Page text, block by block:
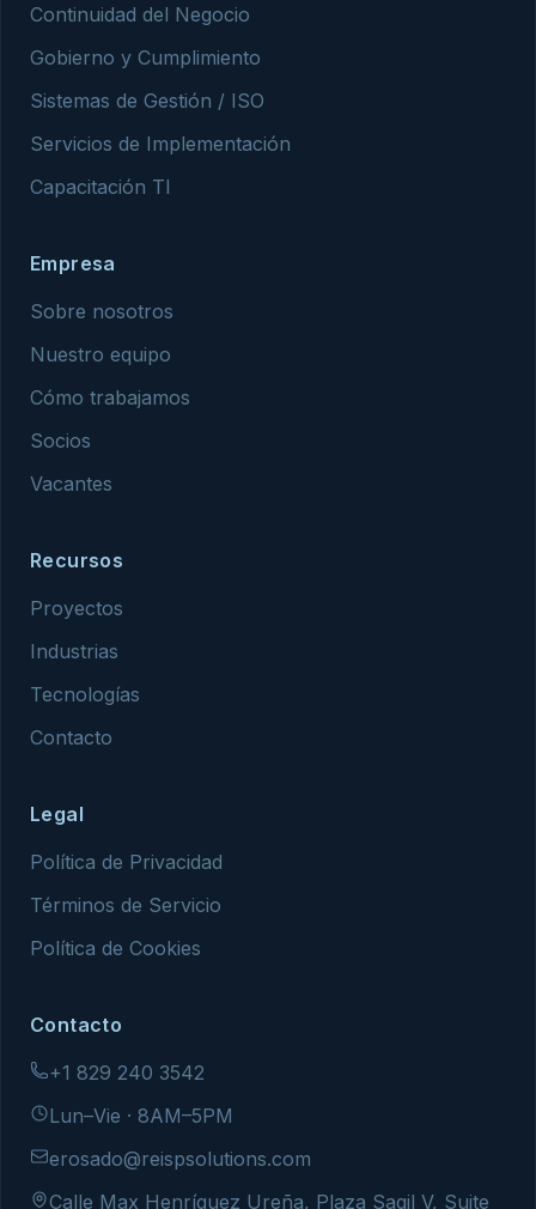
Continuidad del Negocio
Gobierno y Cumplimiento
Sistemas de Gestión / ISO
Servicios de Implementación
Capacitación TI
Empresa
Sobre nosotros
Nuestro equipo
Cómo trabajamos
Socios
Vacantes
Recursos
Proyectos
Industrias
Tecnologías
Contacto
Legal
Política de Privacidad
Términos de Servicio
Política de Cookies
Contacto
+1 829 240 3542
Lun–Vie · 8AM–5PM
erosado@reispsolutions.com
Calle Max Henríquez Ureña, Plaza Sagil V, Suite